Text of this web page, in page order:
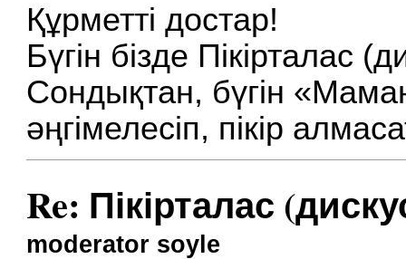
Құрметті достар!
Бүгін бізде Пікірталас
Сондықтан, бүгін
әңгімелесіп, пікір
Re: Пікірталас
moderator soyle